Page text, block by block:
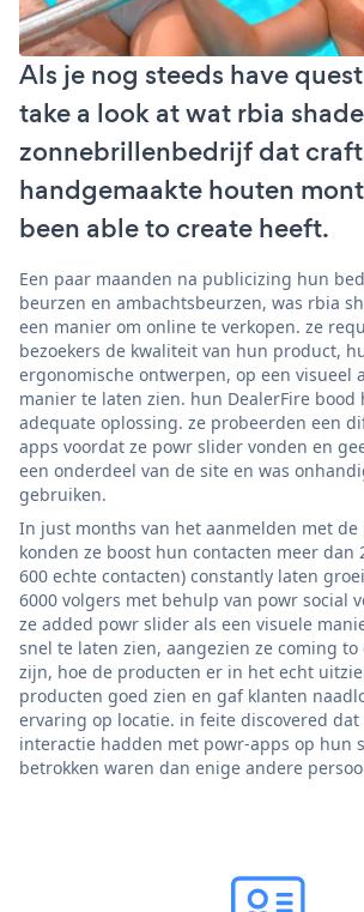
Als je nog steeds have
take a look at wat rbia
zonnebrillenbedrijf dat
handgemaakte houten
been able to create heeft.
Een paar maanden na publicizing hun
beurzen en ambachtsbeurzen, was rbia
een manier om online te verkopen. ze
bezoekers de kwaliteit van hun product,
ergonomische ontwerpen, op een visueel
manier te laten zien. hun DealerFire bood
adequate oplossing. ze probeerden een
apps voordat ze powr slider vonden en
een onderdeel van de site en was
gebruiken.
In just months van het aanmelden met
konden ze boost hun contacten meer dan
600 echte contacten) constantly laten
6000 volgers met behulp van powr social
ze added powr slider als een visuele
snel te laten zien, aangezien ze coming
zijn, hoe de producten er in het echt
producten goed zien en gaf klanten
ervaring op locatie. in feite discovered dat
interactie hadden met powr-apps op hun
betrokken waren dan enige andere